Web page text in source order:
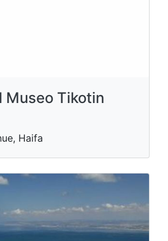
Museo Tikotin
Haifa